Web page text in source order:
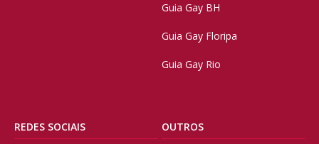
Guia Gay BH
Guia Gay Floripa
Guia Gay Rio
REDES SOCIAIS OUTROS